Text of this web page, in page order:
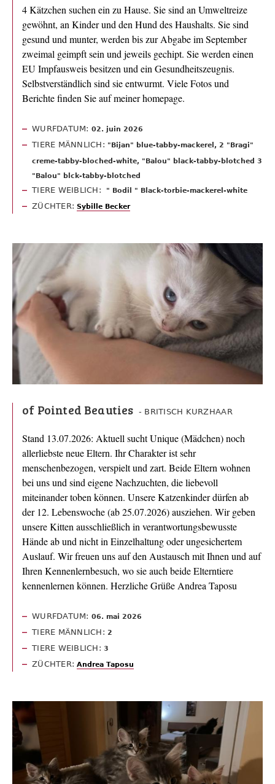
4 Kätzchen suchen ein zu Hause. Sie sind an Umweltreize
gewöhnt, an Kinder und den Hund des Haushalts. Sie sind
gesund und munter, werden bis zur Abgabe im September
zweimal geimpft sein und jeweils gechipt. Sie werden einen
EU Impfausweis besitzen und ein Gesundheitszeugnis.
Selbstverständlich sind sie entwurmt. Viele Fotos und
Berichte finden Sie auf meiner homepage.
WURFDATUM: 02. juin 2026
TIERE MÄNNLICH: "Bijan" blue-tabby-mackerel, 2 "Bragi"
creme-tabby-bloched-white, "Balou" black-tabby-blotched 3
"Balou" blck-tabby-blotched
TIERE WEIBLICH: " Bodil " Black-torbie-mackerel-white
ZÜCHTER:Sybille Becker
of Pointed Beauties - BRITISCH KURZHAAR
Stand 13.07.2026: Aktuell sucht Unique (Mädchen) noch
allerliebste neue Eltern. Ihr Charakter ist sehr
menschenbezogen, verspielt und zart. Beide Eltern wohnen
bei uns und sind eigene Nachzuchten, die liebevoll
miteinander toben können. Unsere Katzenkinder dürfen ab
der 12. Lebenswoche (ab 25.07.2026) ausziehen. Wir geben
unsere Kitten ausschließlich in verantwortungsbewusste
Hände ab und nicht in Einzelhaltung oder ungesichertem
Auslauf. Wir freuen uns auf den Austausch mit Ihnen und auf
Ihren Kennenlernbesuch, wo sie auch beide Elterntiere
kennenlernen können. Herzliche Grüße Andrea Taposu
WURFDATUM: 06. mai 2026
TIERE MÄNNLICH: 2
TIERE WEIBLICH:3
ZÜCHTER:Andrea Taposu